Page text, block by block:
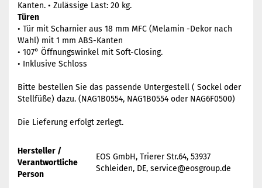
Kanten. • Zulässige Last: 20 kg.
Türen
• Tür mit Scharnier aus 18 mm MFC (Melamin -Dekor nach
Wahl) mit 1 mm ABS-Kanten
• 107° Öffnungswinkel mit Soft-Closing.
• Inklusive Schloss
Bitte bestellen Sie das passende Untergestell ( Sockel oder
Stellfüße) dazu. (NAG1B0554, NAG1B0554 oder NAG6F0500)
Die Lieferung erfolgt zerlegt.
Hersteller /
Verantwortliche
Person
EOS GmbH, Trierer Str.64, 53937
Schleiden, DE, service@eosgroup.de